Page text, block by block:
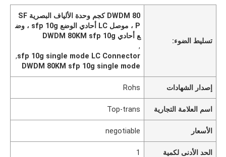
تسليط الضوء:
DWDM 80 كجم وحدة الألياف البصرية SF
P ، موصل LC أحادي الوضع sfp 10g ، وض
ع أحادي DWDM 80KM sfp 10g
,
sfp 10g single mode LC Connector
,
DWDM 80KM sfp 10g single mode
إصدار الشهادات Rohs
اسم العلامة التجارية Top-trans
الأسعار negotiable
الحد الأدنى لكمية 1